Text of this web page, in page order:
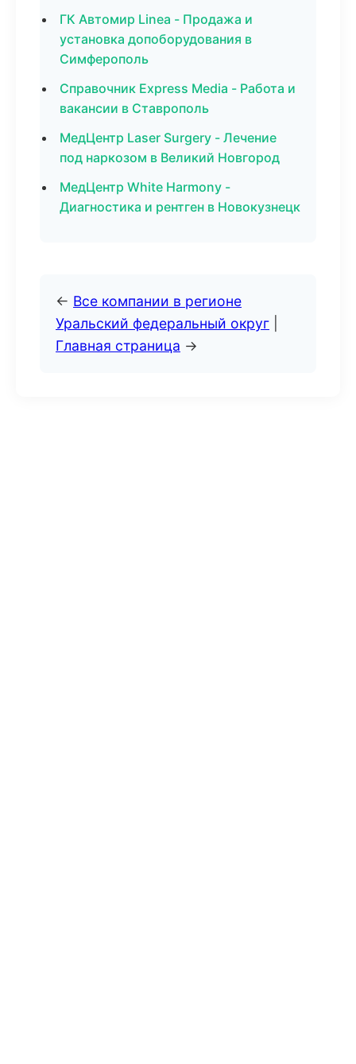
ГК Автомир Linea - Продажа и
установка допоборудования в
Симферополь
Справочник Express Media - Работа и
вакансии в Ставрополь
МедЦентр Laser Surgery - Лечение
под наркозом в Великий Новгород
МедЦентр White Harmony -
Диагностика и рентген в Новокузнецк
← Все компании в регионе
Уральский федеральный округ
Главная страница →